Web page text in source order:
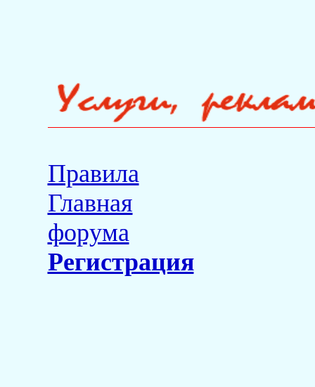
Правила
Главная
форума
Регистрация